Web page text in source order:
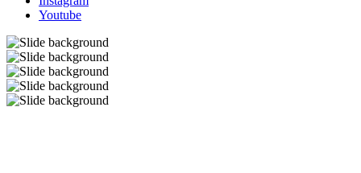
Youtube